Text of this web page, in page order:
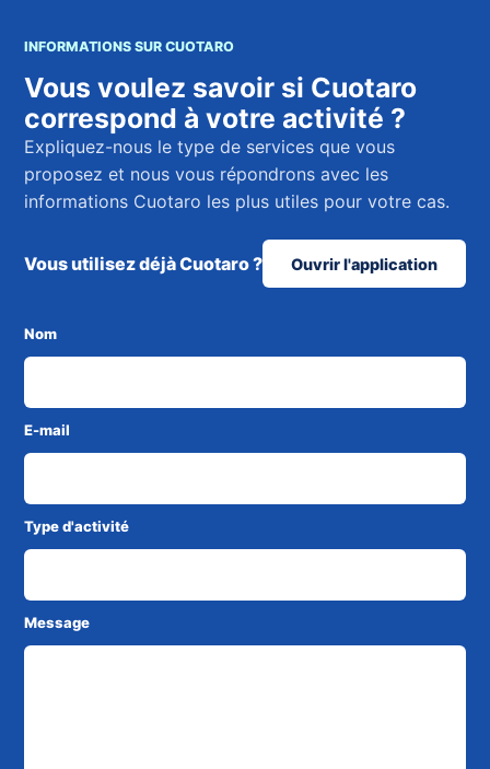
INFORMATIONS SUR CUOTARO
Vous voulez savoir si Cuotaro
correspond à votre activité ?
Expliquez-nous le type de services que vous
proposez et nous vous répondrons avec les
informations Cuotaro les plus utiles pour votre cas.
Vous utilisez déjà Cuotaro ? Ouvrir l'application
Nom
E-mail
Type d'activité
Message